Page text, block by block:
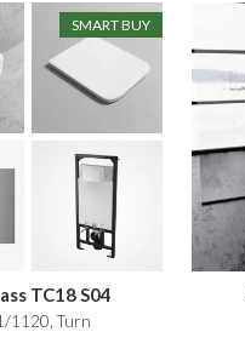
SMART BUY
TC18 S04
1120, Turn